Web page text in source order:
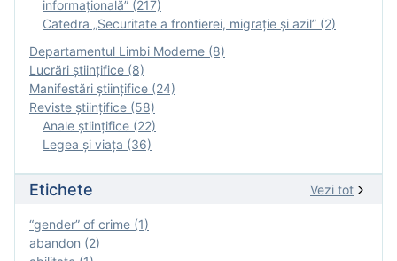
informațională” (217)
Catedra „Securitate a frontierei, migrație și azil” (2)
Departamentul Limbi Moderne (8)
Lucrări științifice (8)
Manifestări ştiinţifice (24)
Reviste ştiinţifice (58)
Anale ştiinţifice (22)
Legea şi viaţa (36)
Etichete Vezi tot
“gender” of crime (1)
abandon (2)